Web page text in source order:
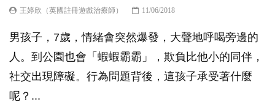
王婷欣（英國註冊遊戲治療師） 11/06/2018
男孩子，7歲，情緒會突然爆發，大聲地呼喝旁邊的
人。到公園也會「蝦蝦霸霸」，欺負比他小的同伴，
社交出現障礙。行為問題背後，這孩子承受著什麼
呢？...